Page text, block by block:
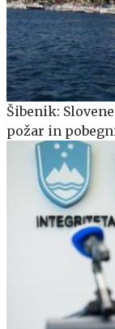
Šibenik:
požar in